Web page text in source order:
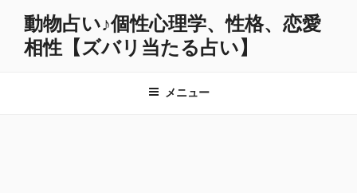
動物占い♪個性心理学、性格、恋愛
相性【ズバリ当たる占い】
メニュー